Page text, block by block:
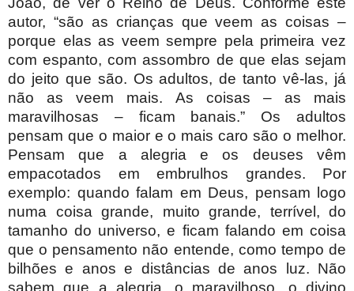
autor, “são as crianças que veem as coisas –
porque elas as veem sempre pela primeira vez
com espanto, com assombro de que elas sejam
do jeito que são. Os adultos, de tanto vê-las, já
não as veem mais. As coisas – as mais
maravilhosas – ficam banais.” Os adultos
pensam que o maior e o mais caro são o melhor.
Pensam que a alegria e os deuses vêm
empacotados em embrulhos grandes. Por
exemplo: quando falam em Deus, pensam logo
numa coisa grande, muito grande, terrível, do
tamanho do universo, e ficam falando em coisa
que o pensamento não entende, como tempo de
bilhões e anos e distâncias de anos luz. Não